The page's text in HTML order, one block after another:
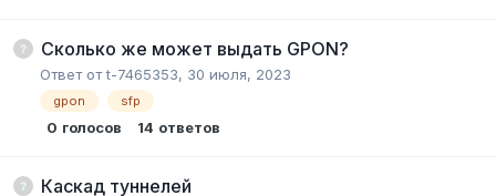
Сколько же может выдать GPON?
Ответ отt-7465353, 30 июля, 2023
gpon sfp
0 голосов 14 ответов
Каскад туннелей